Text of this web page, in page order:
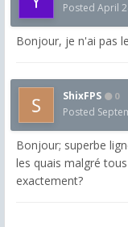
Posted April
Bonjour, je n'ai pas
ShixFPS 0
Posted
Bonjour; superbe
les quais malgré
exactement?